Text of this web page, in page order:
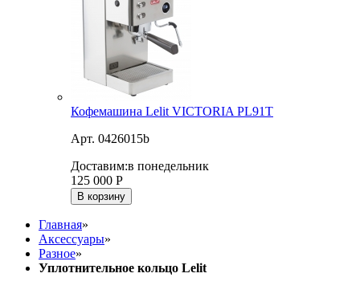
Кофемашина Lelit VICTORIA PL91T
Арт. 0426015b
Доставим:в понедельник
125 000 Р
В корзину
Главная»
Аксессуары»
Разное»
Уплотнительное кольцо Lelit